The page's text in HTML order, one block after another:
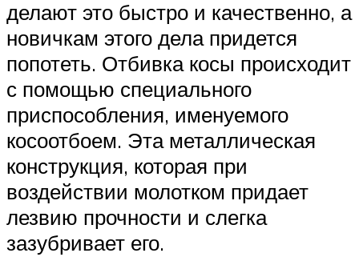
делают это быстро и качественно, а
новичкам этого дела придется
попотеть. Отбивка косы происходит
с помощью специального
приспособления, именуемого
косоотбоем. Эта металлическая
конструкция, которая при
воздействии молотком придает
лезвию прочности и слегка
зазубривает его.